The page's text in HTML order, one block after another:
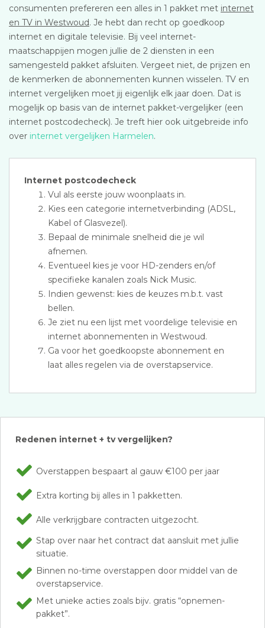
consumenten prefereren een alles in 1 pakket met internet
en TV in Westwoud. Je hebt dan recht op goedkoop
internet en digitale televisie. Bij veel internet-
maatschappijen mogen jullie de 2 diensten in een
samengesteld pakket afsluiten. Vergeet niet, de prijzen en
de kenmerken de abonnementen kunnen wisselen. TV en
internet vergelijken moet jij eigenlijk elk jaar doen. Dat is
mogelijk op basis van de internet pakket-vergelijker (een
internet postcodecheck). Je treft hier ook uitgebreide info
over internet vergelijken Harmelen.
Internet postcodecheck
Vul als eerste jouw woonplaats in.
Kies een categorie internetverbinding (ADSL,
Kabel of Glasvezel).
Bepaal de minimale snelheid die je wil
afnemen.
Eventueel kies je voor HD-zenders en/of
specifieke kanalen zoals Nick Music.
Indien gewenst: kies de keuzes m.b.t. vast
bellen.
Je ziet nu een lijst met voordelige televisie en
internet abonnementen in Westwoud.
Ga voor het goedkoopste abonnement en
laat alles regelen via de overstapservice.
Redenen internet + tv vergelijken?
Overstappen bespaart al gauw €100 per jaar
Extra korting bij alles in 1 pakketten.
Alle verkrijgbare contracten uitgezocht.
Stap over naar het contract dat aansluit met jullie
situatie.
Binnen no-time overstappen door middel van de
overstapservice.
Met unieke acties zoals bijv. gratis “opnemen-
pakket”.